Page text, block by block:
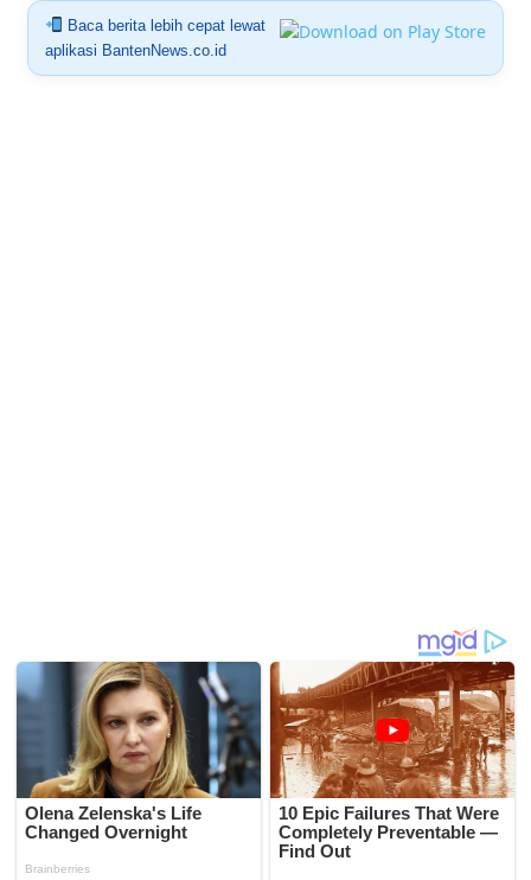
Baca berita lebih cepat lewat
aplikasi BantenNews.co.id